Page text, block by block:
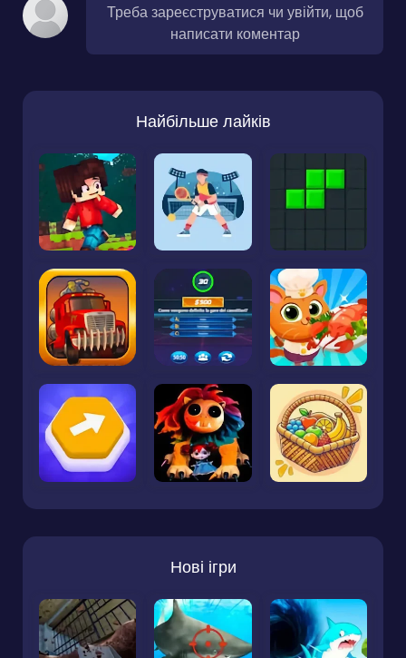
Треба зареєструватися чи увійти, щоб
написати коментар
Найбільше лайків
Нові ігри